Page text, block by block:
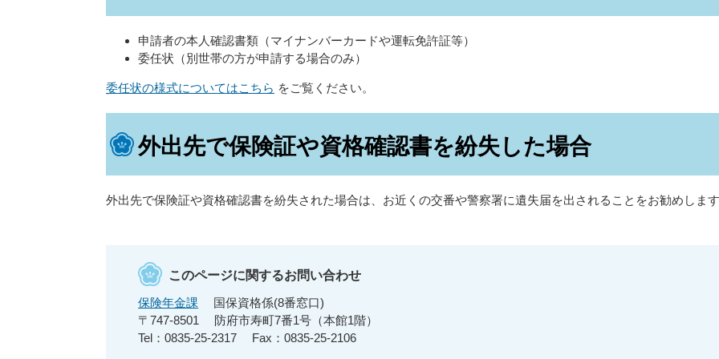
申請者の本人確認書類（マイナンバーカードや運転免許証等）
委任状（別世帯の方が申請する場合のみ）
委任状の様式についてはこちら をご覧ください。
外出先で保険証や資格確認書を紛失した場合
外出先で保険証や資格確認書を紛失された場合は、お近くの交番や警察署に遺失届を出されることをお勧めしま
このページに関するお問い合わせ
保険年金課
国保資格係(8番窓口)
〒747-8501
防府市寿町7番1号（本館1階）
Tel：0835-25-2317
Fax：0835-25-2106